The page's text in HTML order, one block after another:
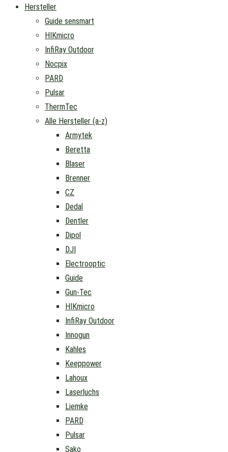
Hersteller
Guide sensmart
HIKmicro
InfiRay Outdoor
Nocpix
PARD
Pulsar
ThermTec
Alle Hersteller (a-z)
Armytek
Beretta
Blaser
Brenner
CZ
Dedal
Dentler
Dipol
DJI
Electrooptic
Guide
Gun-Tec
HIKmicro
InfiRay Outdoor
Innogun
Kahles
Keeppower
Lahoux
Laserluchs
Liemke
PARD
Pulsar
Sako